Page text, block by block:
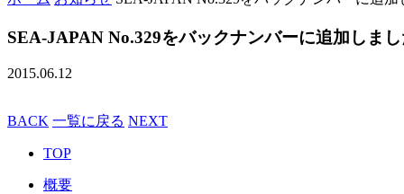
SEA-JAPAN No.329をバックナンバーに追加しまし
2015.06.12
BACK 一覧に戻る NEXT
TOP
概要